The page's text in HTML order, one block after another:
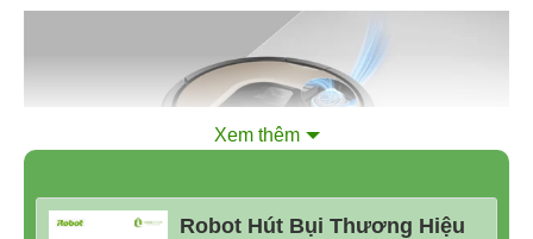
Xem thêm
Robot Hút Bụi Thương Hiệu